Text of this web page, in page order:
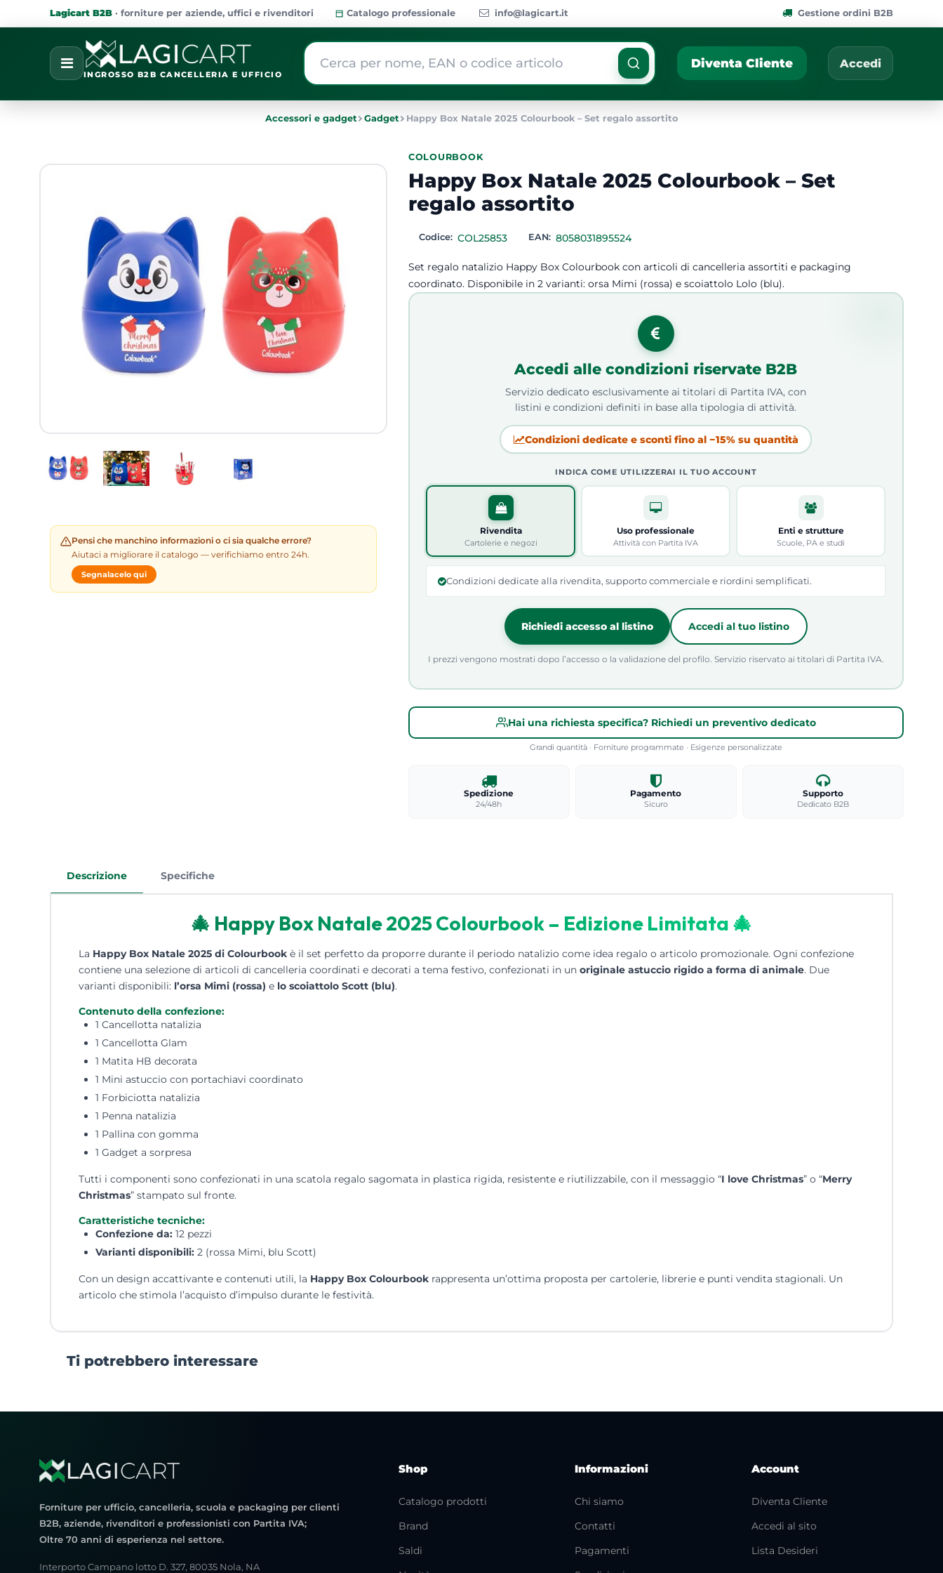
Lagicart B2B · forniture per aziende, uffici e rivenditori Catalogo professionale info@lagicart.it Gestione ordini B2B
OpenINGROSSO B2B CANCELLERIA E UFFICIO
La modifica di un filtro aggiorna automaticamente gli altri filtri disponibili. Cerca per nome,
Diventa Cliente Accedi
Accessori e gadget Gadget Happy Box Natale 2025 Colourbook – Set regalo assortito
Pensi che manchino informazioni o ci sia qualche errore?
Aiutaci a migliorare il catalogo — verifichiamo entro 24h.
Segnalacelo qui
COLOURBOOK
Happy Box Natale 2025 Colourbook – Set
regalo assortito
Codice: COL25853 EAN: 8058031895524
Set regalo natalizio Happy Box Colourbook con articoli di cancelleria assortiti e packaging
coordinato. Disponibile in 2 varianti: orsa Mimi (rossa) e scoiattolo Lolo (blu).
Accedi alle condizioni riservate B2B
Servizio dedicato esclusivamente ai titolari di Partita IVA, con
listini e condizioni definiti in base alla tipologia di attività.
Condizioni dedicate e sconti fino al −15% su quantità
INDICA COME UTILIZZERAI IL TUO ACCOUNT
Rivendita
Cartolerie e negozi
Uso professionale
Attività con Partita IVA
Enti e strutture
Scuole, PA e studi
Condizioni dedicate alla rivendita, supporto commerciale e riordini semplificati.
Richiedi accesso al listino Accedi al tuo listino
I prezzi vengono mostrati dopo l’accesso o la validazione del profilo. Servizio riservato ai titolari di Partita IVA.
Hai una richiesta specifica? Richiedi un preventivo dedicato
Grandi quantità · Forniture programmate · Esigenze personalizzate
Spedizione
24/48h
Pagamento
Sicuro
Supporto
Dedicato B2B
Descrizione Specifiche
🎄 Happy Box Natale 2025 Colourbook – Edizione Limitata 🎄
La Happy Box Natale 2025 di Colourbookè il set perfetto da proporre durante il periodo natalizio come idea regalo o articolo promozionale. Ogni confezione
contiene una selezione di articoli di cancelleria coordinati e decorati a tema festivo, confezionati in un originale astuccio rigido a forma di animale. Due
varianti disponibili: l’orsa Mimi (rossa) e lo scoiattolo Scott (blu).
Contenuto della confezione:
1 Cancellotta natalizia
1 Cancellotta Glam
1 Matita HB decorata
1 Mini astuccio con portachiavi coordinato
1 Forbiciotta natalizia
1 Penna natalizia
1 Pallina con gomma
1 Gadget a sorpresa
Tutti i componenti sono confezionati in una scatola regalo sagomata in plastica rigida, resistente e riutilizzabile, con il messaggio “I love Christmas” o “Merry
Christmas” stampato sul fronte.
Caratteristiche tecniche:
Confezione da:12 pezzi
Varianti disponibili:2 (rossa Mimi, blu Scott)
Con un design accattivante e contenuti utili, la Happy Box Colourbookrappresenta un’ottima proposta per cartolerie, librerie e punti vendita stagionali. Un
articolo che stimola l’acquisto d’impulso durante le festività.
Ti potrebbero interessare
Forniture per ufficio, cancelleria, scuola e packaging per clienti
B2B, aziende, rivenditori e professionisti con Partita IVA;
Oltre 70 anni di esperienza nel settore.
Interporto Campano lotto D. 327, 80035 Nola, NA
Shop
Catalogo prodotti
Brand
Saldi
Informazioni
Chi siamo
Contatti
Pagamenti
Account
Diventa Cliente
Accedi al sito
Lista Desideri